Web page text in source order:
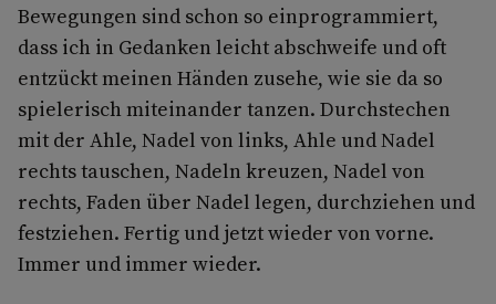
Bewegungen sind schon so einprogrammiert,
dass ich in Gedanken leicht abschweife und oft
entzückt meinen Händen zusehe, wie sie da so
spielerisch miteinander tanzen. Durchstechen
mit der Ahle, Nadel von links, Ahle und Nadel
rechts tauschen, Nadeln kreuzen, Nadel von
rechts, Faden über Nadel legen, durchziehen und
festziehen. Fertig und jetzt wieder von vorne.
Immer und immer wieder.